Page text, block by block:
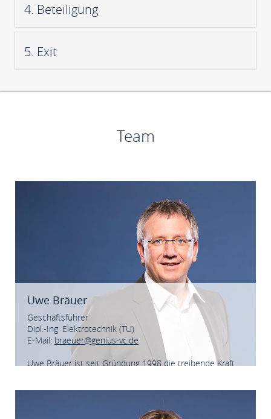
4. Beteiligung
5. Exit
Team
Uwe Bräuer
Geschäftsführer
Dipl.-Ing. Elektrotechnik (TU)
E-Mail: braeuer@genius-vc.de
Uwe Bräuer ist seit Gründung 1998 die treibende Kraft